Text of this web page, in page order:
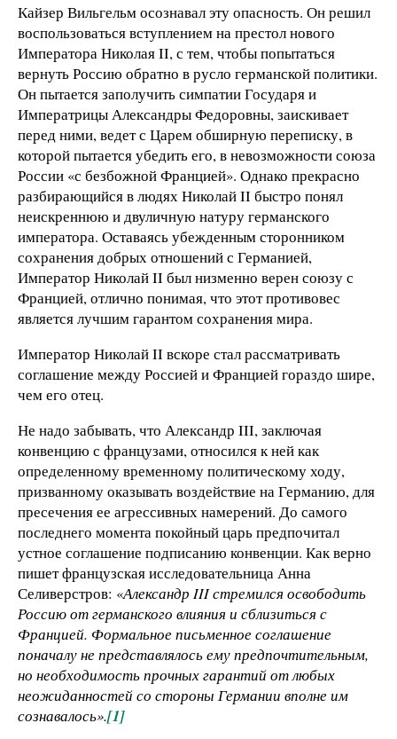
Кайзер Вильгельм осознавал эту опасность. Он решил
воспользоваться вступлением на престол нового
Императора Николая II, с тем, чтобы попытаться
вернуть Россию обратно в русло германской политики.
Он пытается заполучить симпатии Государя и
Императрицы Александры Федоровны, заискивает
перед ними, ведет с Царем обширную переписку, в
которой пытается убедить его, в невозможности союза
России «с безбожной Францией». Однако прекрасно
разбирающийся в людях Николай II быстро понял
неискреннюю и двуличную натуру германского
императора. Оставаясь убежденным сторонником
сохранения добрых отношений с Германией,
Император Николай II был низменно верен союзу с
Францией, отлично понимая, что этот противовес
является лучшим гарантом сохранения мира.
Император Николай II вскоре стал рассматривать
соглашение между Россией и Францией гораздо шире,
чем его отец.
Не надо забывать, что Александр III, заключая
конвенцию с французами, относился к ней как
определенному временному политическому ходу,
призванному оказывать воздействие на Германию, для
пресечения ее агрессивных намерений. До самого
последнего момента покойный царь предпочитал
устное соглашение подписанию конвенции. Как верно
пишет французская исследовательница Анна
Селиверстров: «Александр IIIстремился освободить
Россию от германского влияния и сблизиться с
Францией. Формальное письменное соглашение
поначалу не представлялось ему предпочтительным,
но необходимость прочных гарантий от любых
неожиданностей со стороны Германии вполне им
сознавалось».[1]